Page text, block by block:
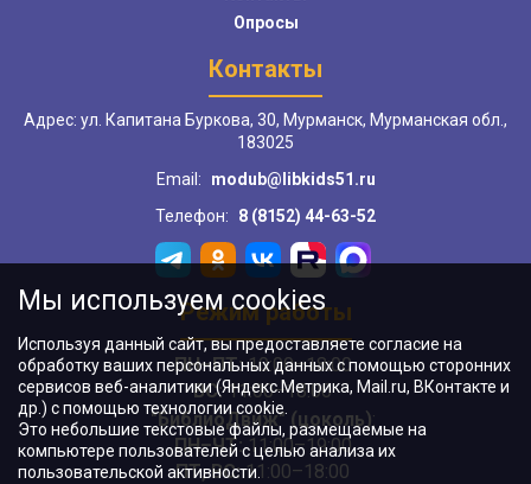
Опросы
Контакты
Адрес: ул. Капитана Буркова, 30, Мурманск, Мурманская обл.,
183025
Email:
modub@libkids51.ru
Телефон:
8 (8152) 44-63-52
Режим работы
ПН–ПТ:10:00–18:00
ВС:11:00–18:00
"БиблиоДвиж" (цоколь):
ПН–ЧТ:11:00–19:00
ПТ, ВС:11:00–18:00
Мы используем cookies
Используя данный сайт, вы предоставляете согласие на
обработку ваших персональных данных с помощью сторонних
сервисов веб-аналитики (Яндекс.Метрика, Mail.ru, ВКонтакте и
др.) с помощью технологии cookie.
Это небольшие текстовые файлы, размещаемые на
компьютере пользователей с целью анализа их
пользовательской активности.